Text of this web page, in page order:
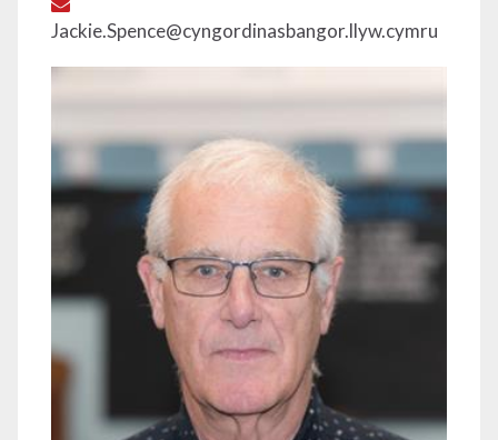
Jackie.Spence@cyngordinasbangor.llyw.cymru